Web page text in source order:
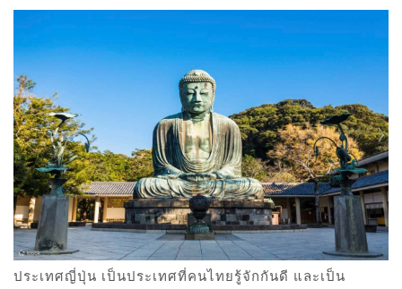
ประเทศญี่ปุ่น เป็นประเทศที่คนไทยรู้จักกันดี และเป็น